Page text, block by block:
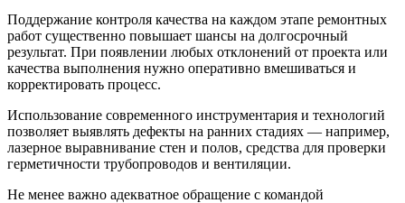
Поддержание контроля качества на каждом этапе ремонтных
работ существенно повышает шансы на долгосрочный
результат. При появлении любых отклонений от проекта или
качества выполнения нужно оперативно вмешиваться и
корректировать процесс.
Использование современного инструментария и технологий
позволяет выявлять дефекты на ранних стадиях — например,
лазерное выравнивание стен и полов, средства для проверки
герметичности трубопроводов и вентиляции.
Не менее важно адекватное обращение с командой